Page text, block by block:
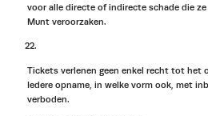
voor alle directe of indirecte schade die
Munt veroorzaken.
Tickets verlenen geen enkel recht tot het
Iedere opname, in welke vorm ook, met
verboden.